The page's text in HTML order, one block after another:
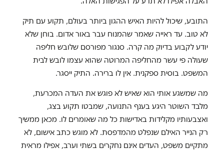
התובע, שיכול להיות האיש ההגון ביותר בעולם, תקוע עם תיק
לא טוב. עד ראייה שאמר שהמנוח עבר באור אדום. בוחן שלא
יודע לקבוע בדיוק מה קרה. סנגור מפורסם שלובש חליפה
שעולה פי עשר מהחליפה המרוטה שהוא עצמו לובש לבית
המשפט. בוסית ספקנית. אין לו ברירה. התיק ייסגר.
מה שמשגע אותי הוא שאיש לא פוגש את העדה המכרעת,
מלבד השוטר היגע בענף התנועה, שמבטו תקוע בצג,
ואצבעותיו מקלידות באדישות כל מה שאומרים לו. מכאן ממשיך
רק הנייר האילם שנפלט מהמדפסת. לא מוגש כתב אישום, לא
מתקיים משפט, העדים אינם נחקרים בשתי וערב, אפילו מראית